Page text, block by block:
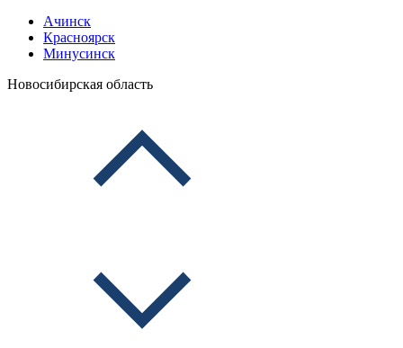
Ачинск
Красноярск
Минусинск
Новосибирская область